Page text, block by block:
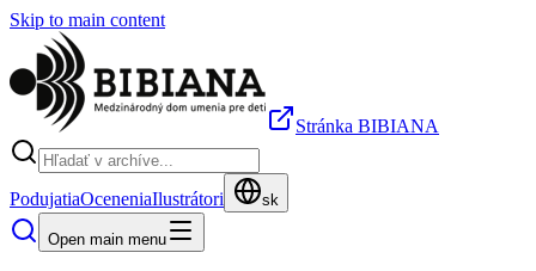
Skip to main content
Stránka BIBIANA
PodujatiaOceneniaIlustrátori sk
Open main menu